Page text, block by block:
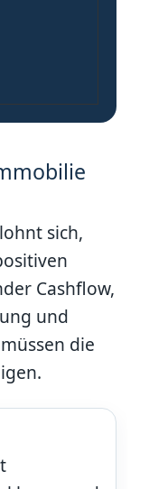
sich,
Cashflow,
und
die